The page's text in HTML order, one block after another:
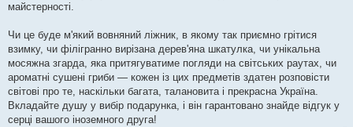
майстерності.
Чи це буде м'який вовняний ліжник, в якому так приємно грітися
взимку, чи філігранно вирізана дерев'яна шкатулка, чи унікальна
мосяжна згарда, яка притягуватиме погляди на світських раутах, чи
ароматні сушені гриби — кожен із цих предметів здатен розповісти
світові про те, наскільки багата, талановита і прекрасна Україна.
Вкладайте душу у вибір подарунка, і він гарантовано знайде відгук у
серці вашого іноземного друга!